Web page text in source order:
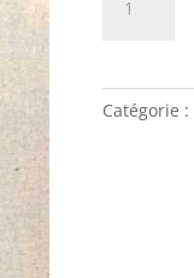
Catégorie :